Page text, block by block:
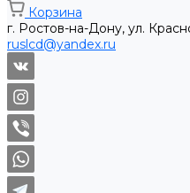
Корзина
г. Ростов-на-Дону, ул.
ruslcd@yandex.ru